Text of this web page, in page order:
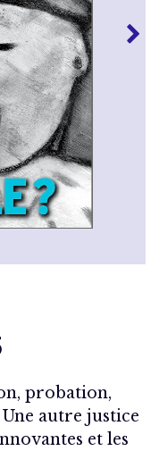
probation,
autre justice
et les